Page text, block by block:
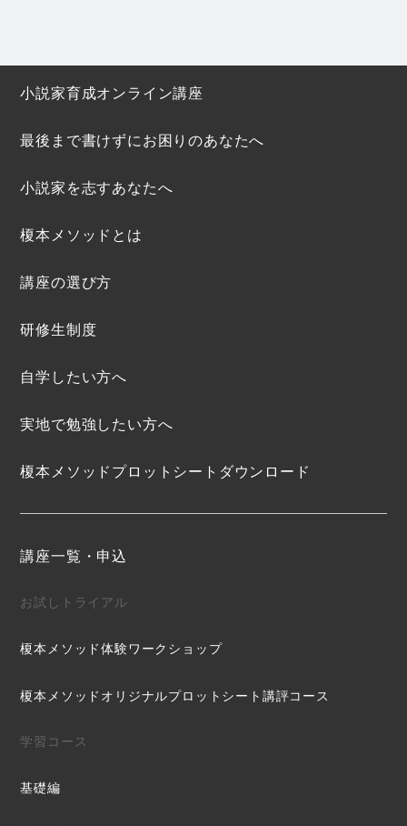
小説家育成オンライン講座
最後まで書けずにお困りのあなたへ
小説家を志すあなたへ
榎本メソッドとは
講座の選び方
研修生制度
自学したい方へ
実地で勉強したい方へ
榎本メソッドプロットシートダウンロード
講座一覧・申込
お試しトライアル
榎本メソッド体験ワークショップ
榎本メソッドオリジナルプロットシート講評コース
学習コース
基礎編